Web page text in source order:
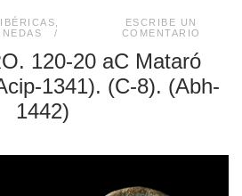
ESCRIBE UN
COMENTARIO
120-20 aC Mataró
1341). (C-8). (Abh-
1442)